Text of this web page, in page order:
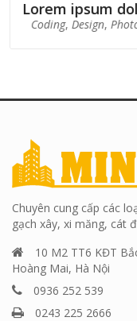
dolor
Photos
Chuyên cung cấp các
gạch xây, xi măng, cát
10 M2 TT6 KĐT
Hoàng Mai, Hà Nội
0936 252 539
0243 225 2666